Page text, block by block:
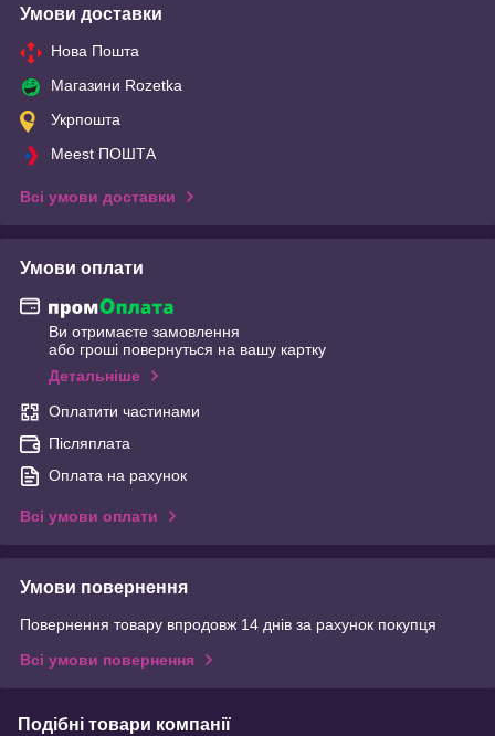
Умови доставки
Нова Пошта
Магазини Rozetka
Укрпошта
Meest ПОШТА
Всі умови доставки
Умови оплати
Ви отримаєте замовлення
або гроші повернуться на вашу картку
Детальніше
Оплатити частинами
Післяплата
Оплата на рахунок
Всі умови оплати
Умови повернення
Повернення товару впродовж 14 днів за рахунок покупця
Всі умови повернення
Подібні товари компанії